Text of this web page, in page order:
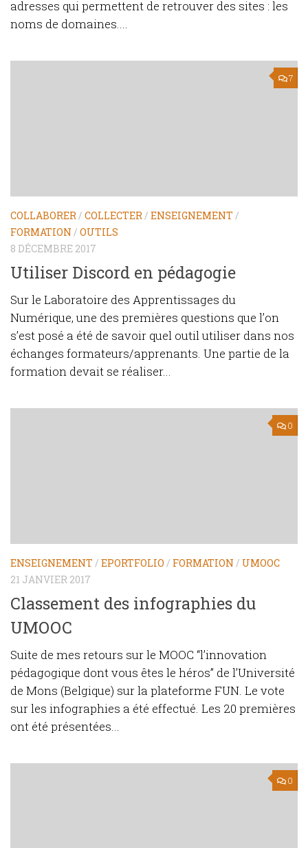
adresses qui permettent de retrouver des sites : les
noms de domaines....
7
COLLABORER / COLLECTER / ENSEIGNEMENT /
FORMATION / OUTILS
8 DÉCEMBRE 2017
Utiliser Discord en pédagogie
Sur le Laboratoire des Apprentissages du
Numérique, une des premières questions que l’on
s’est posé a été de savoir quel outil utiliser dans nos
échanges formateurs/apprenants. Une partie de la
formation devait se réaliser...
0
ENSEIGNEMENT / EPORTFOLIO / FORMATION / UMOOC
21 JANVIER 2017
Classement des infographies du
UMOOC
Suite de mes retours sur le MOOC “l’innovation
pédagogique dont vous êtes le héros” de l’Université
de Mons (Belgique) sur la plateforme FUN. Le vote
sur les infographies a été effectué. Les 20 premières
ont été présentées...
0